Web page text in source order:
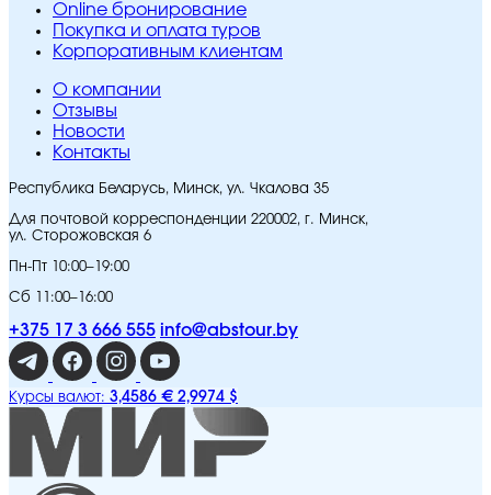
Online бронирование
Покупка и оплата туров
Корпоративным клиентам
O компании
Отзывы
Новости
Контакты
Республика Беларусь, Минск, ул. Чкалова 35
Для почтовой корреспонденции 220002, г. Минск,
ул. Сторожовская 6
Пн-Пт 10:00–19:00
Сб 11:00–16:00
+375 17 3 666 555 info@abstour.by
Курсы валют: 3,4586 € 2,9974 $